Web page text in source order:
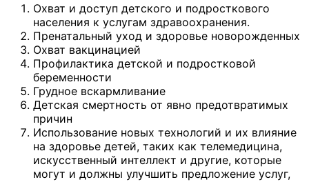
Охват и доступ детского и подросткового
населения к услугам здравоохранения.
Пренатальный уход и здоровье новорожденных
Охват вакцинацией
Профилактика детской и подростковой
беременности
Грудное вскармливание
Детская смертность от явно предотвратимых
причин
Использование новых технологий и их влияние
на здоровье детей, таких как телемедицина,
искусственный интеллект и другие, которые
могут и должны улучшить предложение услуг,